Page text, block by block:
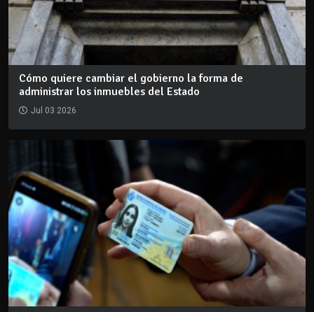
Cómo quiere cambiar el gobierno la forma de
administrar los inmuebles del Estado
Jul 03 2026